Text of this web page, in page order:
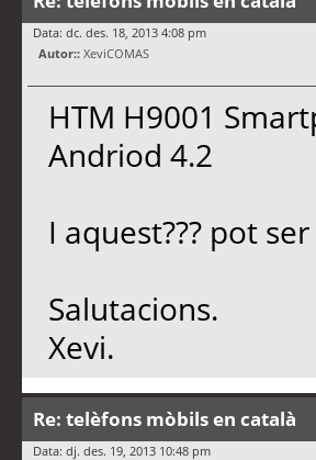
Data: dc. des. 18, 2013 4:08 pm
Autor:: XeviCOMAS
HTM H9001
Andriod 4.2
I aquest??? pot
Salutacions.
Xevi.
Re: telèfons mòbils en català
Data: dj. des. 19, 2013 10:48 pm